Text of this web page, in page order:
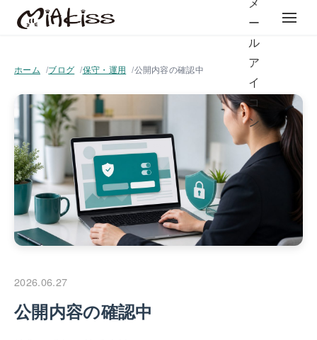
ホーム ブログ 保守・運用 公開内容の確認中
2026.06.27
公開内容の確認中